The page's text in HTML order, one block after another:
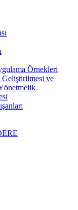
Örnekleri
Geliştirilmesi ve